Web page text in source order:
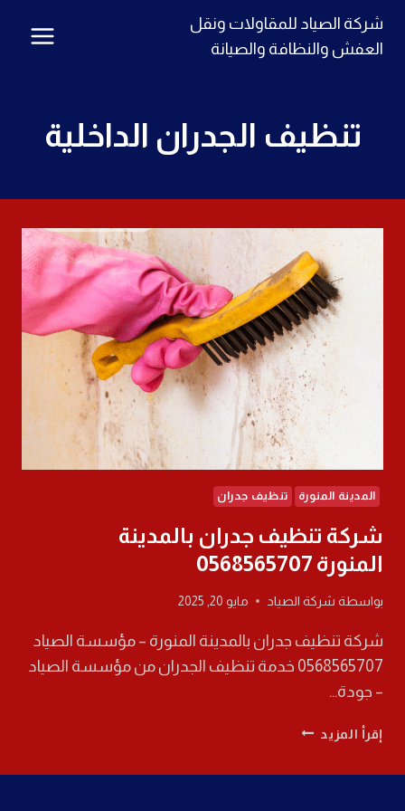
التجاوز
شركة الصياد للمقاولات ونقل
العفش والنظافة والصيانة
تنظيف الجدران الداخلية
المدينة المنورة تنظيف جدران
شركة تنظيف جدران بالمدينة
المنورة 0568565707
بواسطة شركة الصياد مايو 20, 2025
شركة تنظيف جدران بالمدينة المنورة – مؤسسة الصياد
0568565707 خدمة تنظيف الجدران من مؤسسة الصياد
– جودة…
إقرأ المزيد شركة